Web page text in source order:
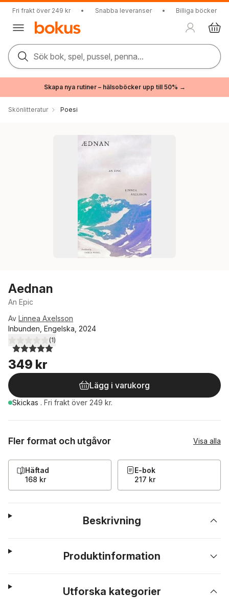
Fri frakt över 249 kr • Snabba leveranser • Billiga böcker
Sök bok, spel, pussel, penna...
Skapa nya rutiner – hälsoböcker upp till 50% →
Skönlitteratur Poesi
Aednan
An Epic
Av Linnea Axelsson
Inbunden, Engelska, 2024
5,0utav 5 stjärnor. Totalt antal röster:
(1)
349 kr
Lägg i varukorg
Skickas . Fri frakt över 249 kr.
Fler format och utgåvor Visa alla
Häftad
168 kr
E-bok
217 kr
Beskrivning
Produktinformation
Utforska kategorier